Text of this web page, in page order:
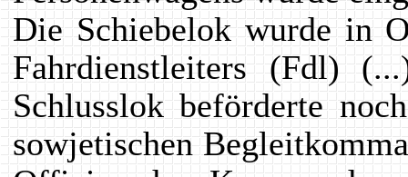
Die Schiebelok wurde in
Fahrdienstleiters (Fdl)
Schlusslok beförderte
sowjetischen